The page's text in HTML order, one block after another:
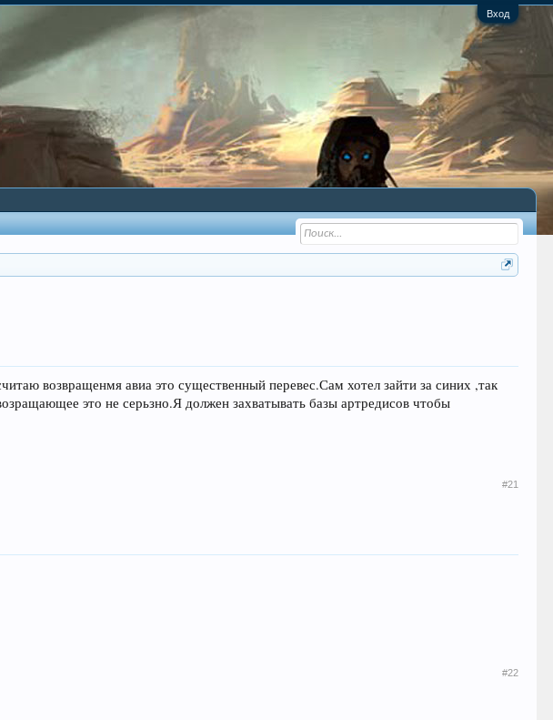
Вход
возвращенмя авиа это существенный перевес.Сам хотел зайти за синих ,так
это не серьзно.Я должен захватывать базы артредисов чтобы
#21
#22